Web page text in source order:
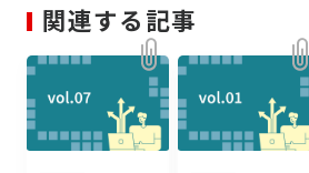
関連する記事